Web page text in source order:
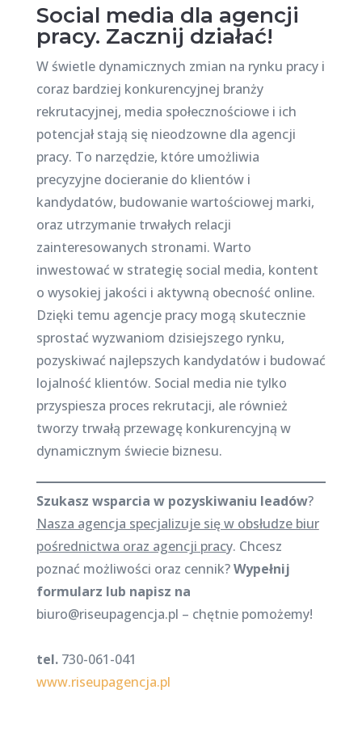
Social media dla agencji
pracy. Zacznij działać!
W świetle dynamicznych zmian na rynku pracy i
coraz bardziej konkurencyjnej branży
rekrutacyjnej, media społecznościowe i ich
potencjał stają się nieodzowne dla agencji
pracy. To narzędzie, które umożliwia
precyzyjne docieranie do klientów i
kandydatów, budowanie wartościowej marki,
oraz utrzymanie trwałych relacji
zainteresowanych stronami. Warto
inwestować w strategię social media, kontent
o wysokiej jakości i aktywną obecność online.
Dzięki temu agencje pracy mogą skutecznie
sprostać wyzwaniom dzisiejszego rynku,
pozyskiwać najlepszych kandydatów i budować
lojalność klientów. Social media nie tylko
przyspiesza proces rekrutacji, ale również
tworzy trwałą przewagę konkurencyjną w
dynamicznym świecie biznesu.
Szukasz wsparcia w pozyskiwaniu leadów?
Nasza agencja specjalizuje się w obsłudze biur
pośrednictwa oraz agencji pracy. Chcesz
poznać możliwości oraz cennik?Wypełnij
formularz lub napisz na
biuro@riseupagencja.pl – chętnie pomożemy!
tel. 730-061-041
www.riseupagencja.pl